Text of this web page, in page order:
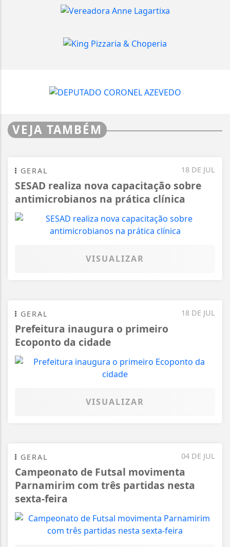
VEJA TAMBÉM
18 DE JUL
GERAL
SESAD realiza nova capacitação sobre
antimicrobianos na prática clínica
VISUALIZAR
18 DE JUL
GERAL
Prefeitura inaugura o primeiro
Ecoponto da cidade
VISUALIZAR
04 DE JUL
GERAL
Campeonato de Futsal movimenta
Parnamirim com três partidas nesta
sexta-feira